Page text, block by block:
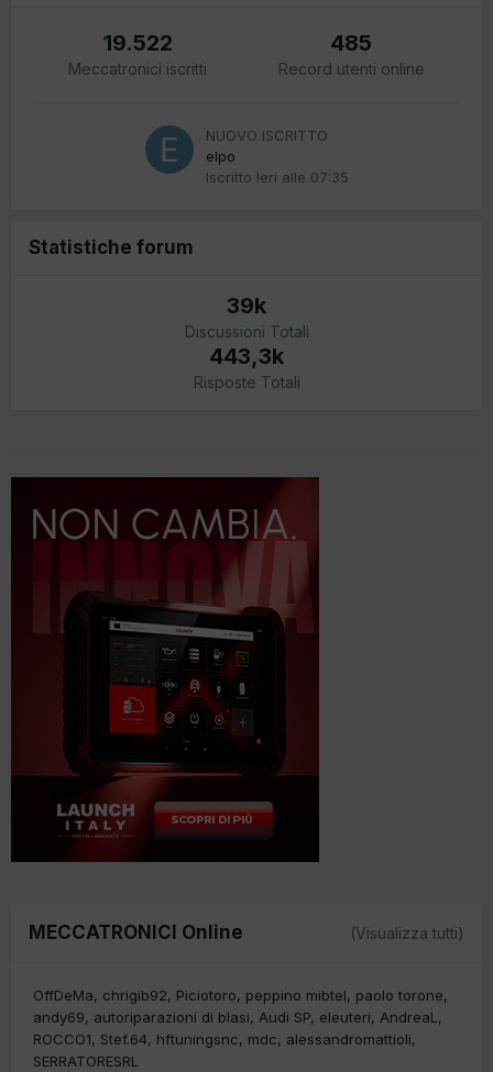
19.522
Meccatronici iscritti
485
Record utenti online
NUOVO ISCRITTO
elpo
Iscritto Ieri alle 07:35
Statistiche forum
39k
Discussioni Totali
443,3k
Risposte Totali
MECCATRONICI Online (Visualizza tutti)
OffDeMa chrigib92 Piciotoro peppino mibtel
paolo torone
andy69
autoriparazioni di blasi Audi SP eleuteri AndreaL
ROCCO1
Stef.64 hftuningsnc mdc
alessandromattioli
SERRATORESRL